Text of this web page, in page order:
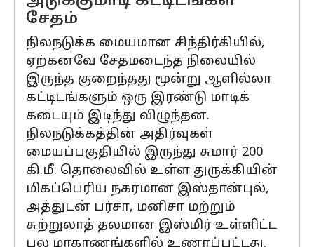
சேதம்
நிலநடுக்க மையமான சிந்திர்கியில்,
ஏற்கனவே சேதமடைந்த நிலையில்
இருந்த குறைந்தது மூன்று ஆளில்லா
கட்டிடங்களும் ஒரு இரண்டு மாடிக்
கடையும் இடிந்து விழுந்தன.
நிலநடுக்கத்தின் அதிர்வுகள்
மையப்பகுதியில் இருந்து சுமார் 200
கி.மீ. தொலைவில் உள்ள துருக்கியின்
மிகப்பெரிய நகரமான இஸ்தான்புல்,
அத்துடன் பர்சா, மனிசா மற்றும்
சுற்றுலாத் தலமான இஸ்மிர் உள்ளிட்ட